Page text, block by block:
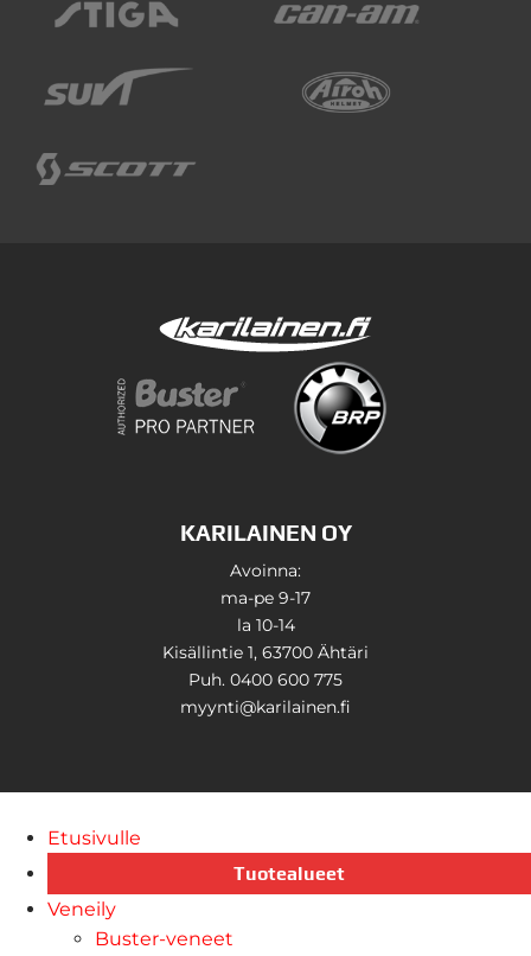
KARILAINEN OY
Avoinna:
ma-pe 9-17
la 10-14
Kisällintie 1, 63700 Ähtäri
Puh. 0400 600 775
myynti@karilainen.fi
Etusivulle
Tuotealueet
Veneily
Buster-veneet